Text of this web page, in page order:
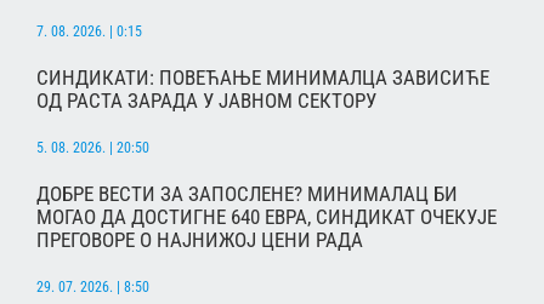
7. 08. 2026. | 0:15
СИНДИКАТИ: ПОВЕЋАЊЕ МИНИМАЛЦА ЗАВИСИЋЕ
ОД РАСТА ЗАРАДА У ЈАВНОМ СЕКТОРУ
5. 08. 2026. | 20:50
ДОБРЕ ВЕСТИ ЗА ЗАПОСЛЕНЕ? МИНИМАЛАЦ БИ
МОГАО ДА ДОСТИГНЕ 640 ЕВРА, СИНДИКАТ ОЧЕКУЈЕ
ПРЕГОВОРЕ О НАЈНИЖОЈ ЦЕНИ РАДА
29. 07. 2026. | 8:50